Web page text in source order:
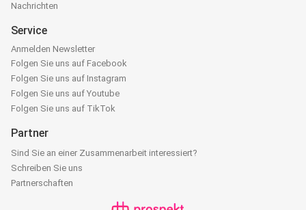
Nachrichten
Service
Anmelden Newsletter
Folgen Sie uns auf Facebook
Folgen Sie uns auf Instagram
Folgen Sie uns auf Youtube
Folgen Sie uns auf TikTok
Partner
Sind Sie an einer Zusammenarbeit interessiert?
Schreiben Sie uns
Partnerschaften